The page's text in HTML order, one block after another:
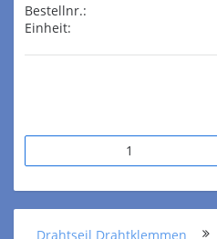
Bestellnr.:
Einheit:
Drahtseil Drahtklemmen